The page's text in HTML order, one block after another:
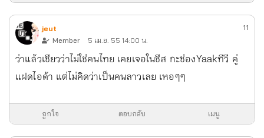
jeut
Member
5 เม.ย. 55 14:00 น.
11
ว่าแล้วเชียวว่าไม่ใช่คนไทย เคยเจอในชีส กะช่องYaakทีวี คู่
แฝดไอด้า แต่ไม่คิดว่าเป็นคนลาวเลย เหอๆๆ
ถูกใจ ตอบกลับ เมนู